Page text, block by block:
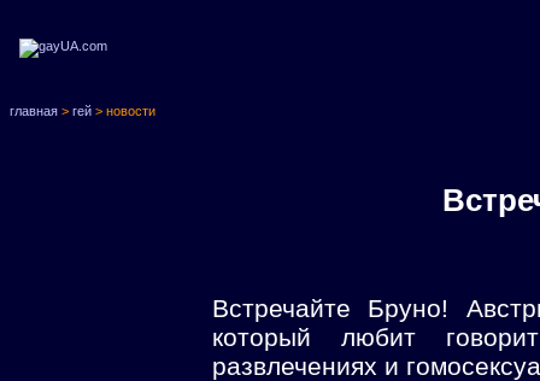
главная > гей > новости
Встречайте Бруно!
который любит
развлечениях и